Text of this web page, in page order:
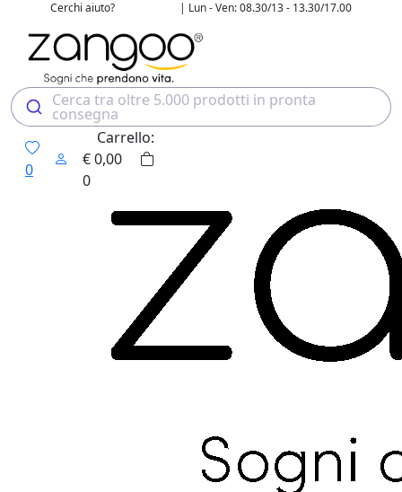
Cerchi aiuto? | Lun - Ven: 08.30/13 - 13.30/17.00
Cerca tra oltre 5.000 prodotti in pronta
consegna
0
Carrello:
€0,00
0